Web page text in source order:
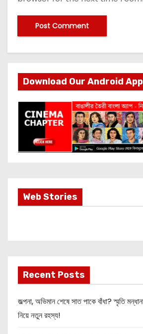
Download Our Android App
Web StoriesMost Important
Info about
Recent Posts
জল্পনা, অভিমান শেষে সাত পাকে বাঁধা? স্মৃতি
নিয়ে নতুন রহস্য!